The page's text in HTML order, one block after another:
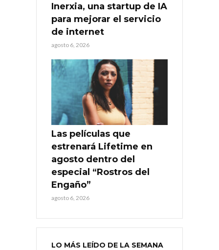
Inerxia, una startup de IA
para mejorar el servicio
de internet
agosto 6, 2026
Las películas que
estrenará Lifetime en
agosto dentro del
especial “Rostros del
Engaño”
agosto 6, 2026
LO MÁS LEÍDO DE LA SEMANA